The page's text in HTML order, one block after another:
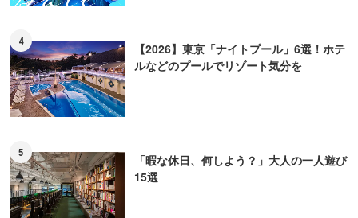
4
【2026】東京「ナイトプール」6選！ホテ
ルなどのプールでリゾート気分を
5
「暇な休日、何しよう？」大人の一人遊び
15選